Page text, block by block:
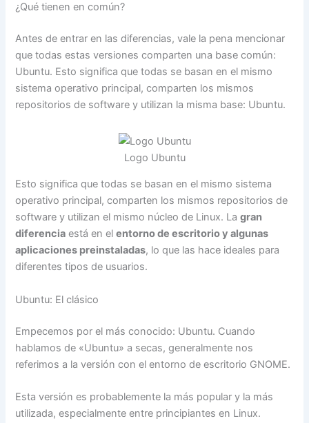
¿Qué tienen en común?
Antes de entrar en las diferencias, vale la pena mencionar
que todas estas versiones comparten una base común:
Ubuntu. Esto significa que todas se basan en el mismo
sistema operativo principal, comparten los mismos
repositorios de software y utilizan la misma base: Ubuntu.
Logo Ubuntu
Esto significa que todas se basan en el mismo sistema
operativo principal, comparten los mismos repositorios de
software y utilizan el mismo núcleo de Linux. Lagran
diferencia está en elentorno de escritorio y algunas
aplicaciones preinstaladas, lo que las hace ideales para
diferentes tipos de usuarios.
Ubuntu: El clásico
Empecemos por el más conocido: Ubuntu. Cuando
hablamos de «Ubuntu» a secas, generalmente nos
referimos a la versión con el entorno de escritorio GNOME.
Esta versión es probablemente la más popular y la más
utilizada, especialmente entre principiantes en Linux.